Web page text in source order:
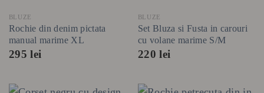
BLUZE
Rochie din denim pictata
manual marime XL
295lei
BLUZE
Set Bluza si Fusta in carouri
cu volane marime S/M
220lei